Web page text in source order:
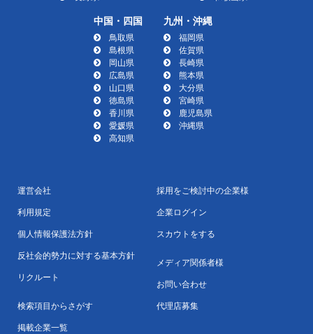
中国・四国
鳥取県
島根県
岡山県
広島県
山口県
徳島県
香川県
愛媛県
高知県
九州・沖縄
福岡県
佐賀県
長崎県
熊本県
大分県
宮崎県
鹿児島県
沖縄県
運営会社
利用規定
個人情報保護法方針
反社会的勢力に対する基本方針
リクルート
検索項目からさがす
掲載企業一覧
採用をご検討中の企業様
企業ログイン
スカウトをする
メディア関係者様
お問い合わせ
代理店募集